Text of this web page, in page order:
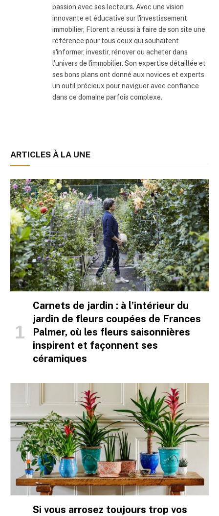
passion avec ses lecteurs. Avec une vision
innovante et éducative sur l'investissement
immobilier, Florent a réussi à faire de son site une
référence pour tous ceux qui souhaitent
s'informer, investir, rénover ou acheter dans
l'univers de l'immobilier. Son expertise détaillée et
ses bons plans ont donné aux novices et experts
un outil précieux pour naviguer avec confiance
dans ce domaine parfois complexe.
ARTICLES À LA UNE
Carnets de jardin : à l’intérieur du
jardin de fleurs coupées de Frances
Palmer, où les fleurs saisonnières
inspirent et façonnent ses
céramiques
Si vous arrosez toujours trop vos